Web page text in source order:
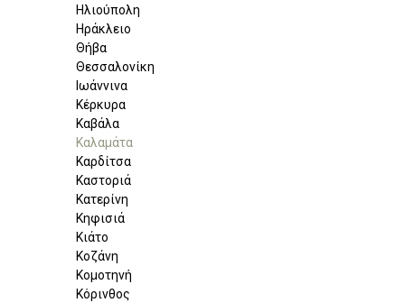
Ηλιούπολη
Ηράκλειο
Θήβα
Θεσσαλονίκη
Ιωάννινα
Κέρκυρα
Καβάλα
Καλαμάτα
Καρδίτσα
Καστοριά
Κατερίνη
Κηφισιά
Κιάτο
Κοζάνη
Κομοτηνή
Κόρινθος